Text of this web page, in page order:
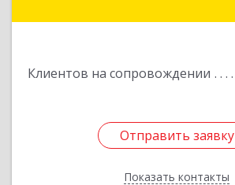
Клиентов на сопровождении
Отправить заявку
Показать контакты
Отправить заявку
Назад